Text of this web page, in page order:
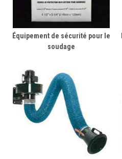
Équipement de sécurité pour le
soudage